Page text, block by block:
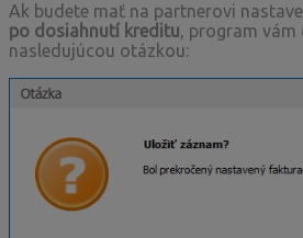
Ak budete mať na partnerovi
po dosiahnutí kreditu, program
nasledujúcou otázkou: